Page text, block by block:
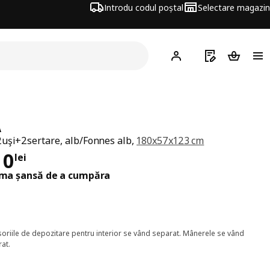
Introdu codul poștal Selectare magazin
Hej! Autentifică-te
Listă deCoșul de
alb/Fonnes alb, 180x57x123 cm
lei
șansă de a cumpăra
de depozitare pentru interior se vând separat. Mânerele se vând